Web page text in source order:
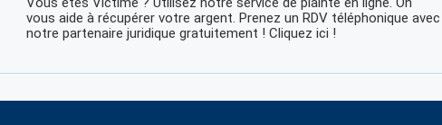
vous aide à récupérer votre argent. Prenez un RDV téléphonique avec
notre partenaire juridique gratuitement ! Cliquez ici !